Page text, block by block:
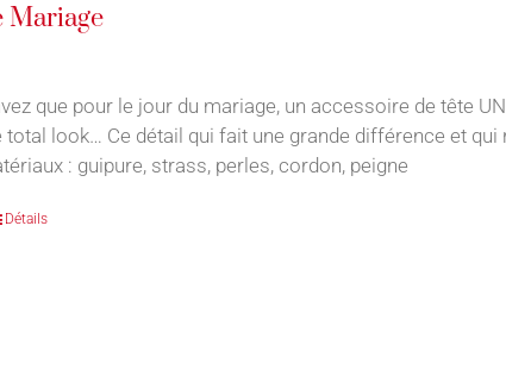
Mariage
que pour le jour du mariage, un accessoire de tête
look… Ce détail qui fait une grande différence et
: guipure, strass, perles, cordon, peigne
Détails